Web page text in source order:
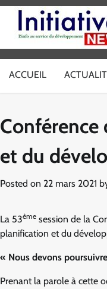
Skip
content
ACCUEIL
Conférence
et du
Posted on 22 mars 2021
La 53ème session de la
planification et du
« Nous devons
Prenant la parole à cette